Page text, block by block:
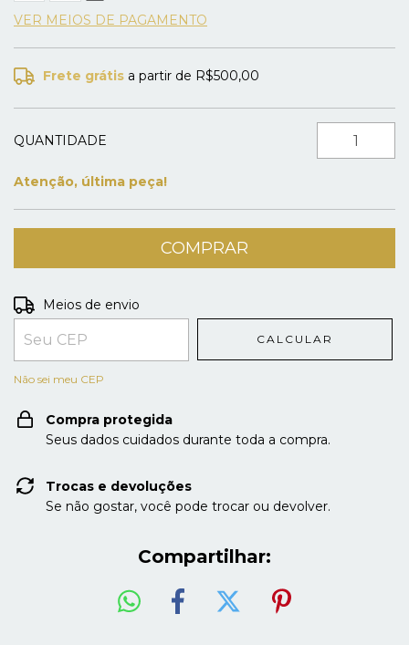
VER MEIOS DE PAGAMENTO
Frete grátis a partir de R$500,00
QUANTIDADE
Atenção, última peça!
Entregas para o CEP:
Meios de envio
CALCULAR
Não sei meu CEP
Compra protegida
Seus dados cuidados durante toda a compra.
Trocas e devoluções
Se não gostar, você pode trocar ou devolver.
Compartilhar: